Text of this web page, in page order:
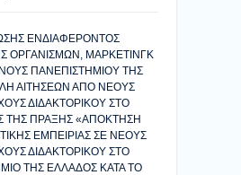
ΕΝΔΙΑΦΕΡΟΝΤΟΣ
ΟΡΓΑΝΙΣΜΩΝ, ΜΑΡΚΕΤΙΝΓΚ
ΠΑΝΕΠΙΣΤΗΜΙΟΥ ΤΗΣ
ΑΙΤΗΣΕΩΝ ΑΠΟ ΝΕΟΥΣ
ΔΙΔΑΚΤΟΡΙΚΟΥ ΣΤΟ
ΤΗΣ ΠΡΑΞΗΣ «ΑΠΟΚΤΗΣΗ
ΕΜΠΕΙΡΙΑΣ ΣΕ ΝΕΟΥΣ
ΔΙΔΑΚΤΟΡΙΚΟΥ ΣΤΟ
ΤΗΣ ΕΛΛΑΔΟΣ ΚΑΤΑ ΤΟ